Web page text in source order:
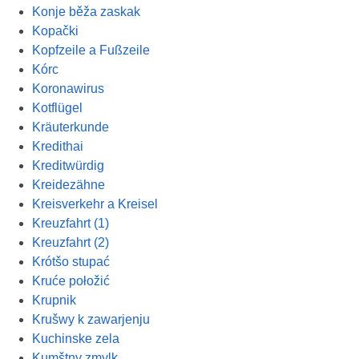
Konje běža zaskak
Kopački
Kopfzeile a Fußzeile
Kórc
Koronawirus
Kotflügel
Kräuterkunde
Kredithai
Kreditwürdig
Kreidezähne
Kreisverkehr a Kreisel
Kreuzfahrt (1)
Kreuzfahrt (2)
Krótšo stupać
Kruće połožić
Krupnik
Krušwy k zawarjenju
Kuchinske zela